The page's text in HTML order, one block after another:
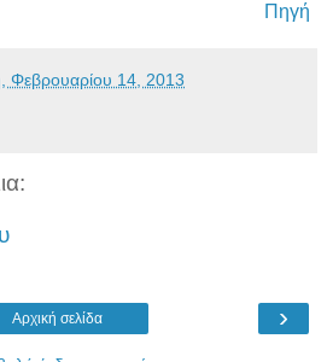
Πηγή
Φεβρουαρίου 14, 2013
›
Αρχική σελίδα